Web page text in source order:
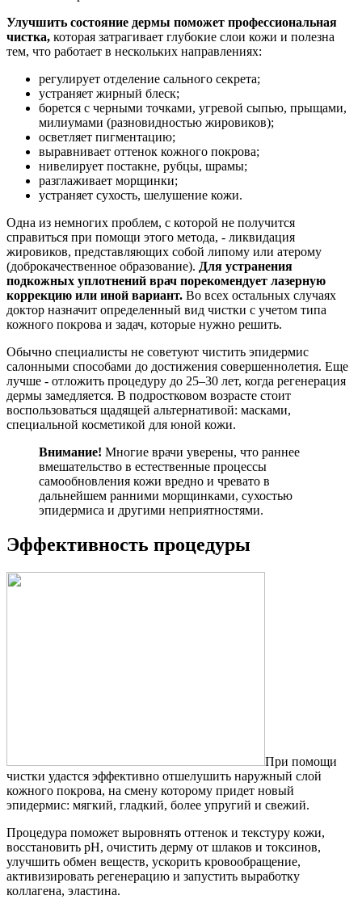
Улучшить состояние дермы поможет профессиональная
чистка, которая затрагивает глубокие слои кожи и полезна
тем, что работает в нескольких направлениях:
регулирует отделение сального секрета;
устраняет жирный блеск;
борется с черными точками, угревой сыпью, прыщами,
милиумами (разновидностью жировиков);
осветляет пигментацию;
выравнивает оттенок кожного покрова;
нивелирует постакне, рубцы, шрамы;
разглаживает морщинки;
устраняет сухость, шелушение кожи.
Одна из немногих проблем, с которой не получится
справиться при помощи этого метода, - ликвидация
жировиков, представляющих собой липому или атерому
(доброкачественное образование). Для устранения
подкожных уплотнений врач порекомендует лазерную
коррекцию или иной вариант. Во всех остальных случаях
доктор назначит определенный вид чистки с учетом типа
кожного покрова и задач, которые нужно решить.
Обычно специалисты не советуют чистить эпидермис
салонными способами до достижения совершеннолетия. Еще
лучше - отложить процедуру до 25–30 лет, когда регенерация
дермы замедляется. В подростковом возрасте стоит
воспользоваться щадящей альтернативой: масками,
специальной косметикой для юной кожи.
Внимание! Многие врачи уверены, что раннее
вмешательство в естественные процессы
самообновления кожи вредно и чревато в
дальнейшем ранними морщинками, сухостью
эпидермиса и другими неприятностями.
Эффективность процедуры
При помощи
чистки удастся эффективно отшелушить наружный слой
кожного покрова, на смену которому придет новый
эпидермис: мягкий, гладкий, более упругий и свежий.
Процедура поможет выровнять оттенок и текстуру кожи,
восстановить рН, очистить дерму от шлаков и токсинов,
улучшить обмен веществ, ускорить кровообращение,
активизировать регенерацию и запустить выработку
коллагена, эластина.